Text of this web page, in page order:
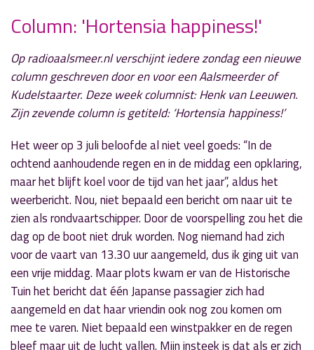
Derde explosie in Uithoorn: getuigen gezocht
12 juli 2024
Amstelveen en Aalsmeer willen minder
brugopeningen in spits
15 juli 2024
Column: 'Hortensia happiness!'
Op radioaalsmeer.nl verschijnt iedere zondag een nieuwe
column geschreven door en voor een Aalsmeerder of
Kudelstaarter. Deze week columnist: Henk van Leeuwen.
Zijn zevende column is getiteld: ‘Hortensia happiness!’
Het weer op 3 juli beloofde al niet veel goeds: “In de
ochtend aanhoudende regen en in de middag een opklaring,
maar het blijft koel voor de tijd van het jaar”, aldus het
weerbericht. Nou, niet bepaald een bericht om naar uit te
zien als rondvaartschipper. Door de voorspelling zou het die
dag op de boot niet druk worden. Nog niemand had zich
voor de vaart van 13.30 uur aangemeld, dus ik ging uit van
een vrije middag. Maar plots kwam er van de Historische
Tuin het bericht dat één Japanse passagier zich had
aangemeld en dat haar vriendin ook nog zou komen om
mee te varen. Niet bepaald een winstpakker en de regen
bleef maar uit de lucht vallen. Mijn insteek is dat als er zich